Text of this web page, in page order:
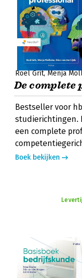
Roel Grit Menja
De
Bestseller voor
studierichtingen.
een complete
Boek bekijken